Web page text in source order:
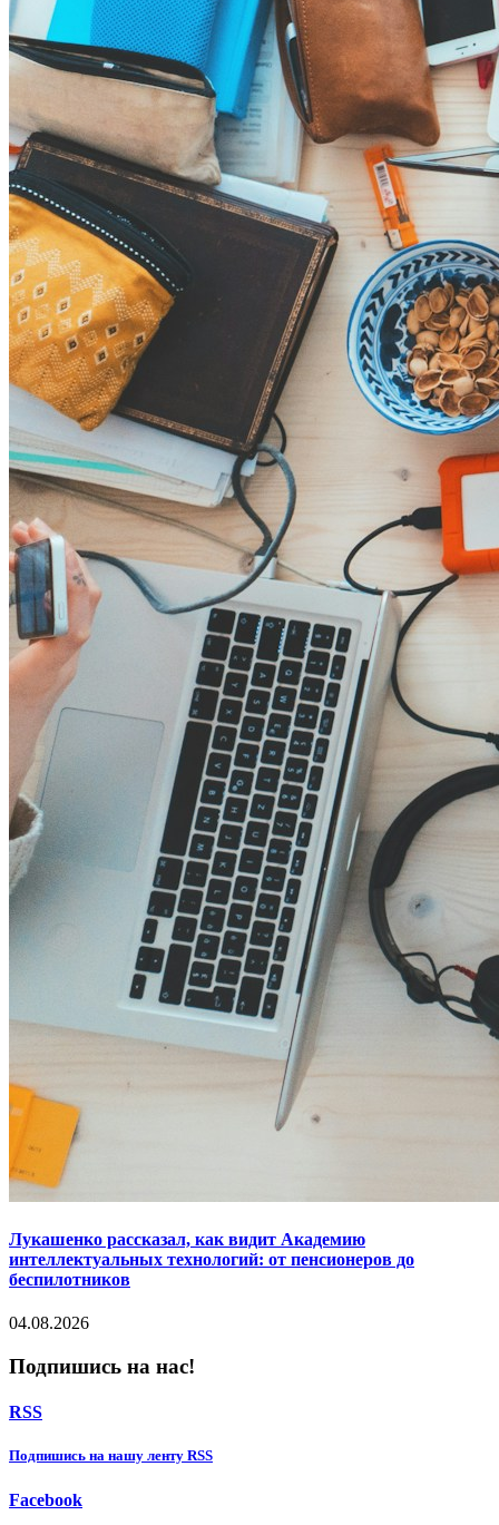
Лукашенко рассказал, как видит Академию
интеллектуальных технологий: от пенсионеров до
беспилотников
04.08.2026
Подпишись на нас!
RSS
Подпишиcь на нашу ленту RSS
Facebook